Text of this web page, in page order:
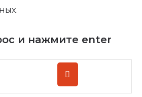
и нажмите enter